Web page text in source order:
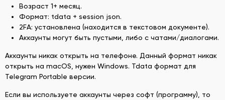
Возраст 1+ месяц.
Формат: tdata + session json.
2FA: установлена (находится в текстовом документе).
Аккаунты могут быть пустыми, либо с чатами/диалогами.
Аккаунты никак открыть на телефоне. Данный формат никак
открыть на macOS, нужен Windows. Tdata формат для
Telegram Portable версии.
Если вы используете аккаунты через софт (программу), то